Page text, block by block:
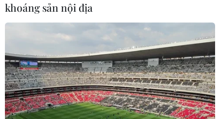
khoáng sản nội địa